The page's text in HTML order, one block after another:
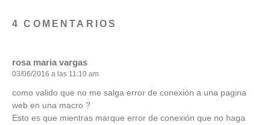
4 COMENTARIOS
rosa maria vargas
03/06/2016 a las 11:10 am
como valido que no me salga error de conexión a una pagina
web en una macro ?
Esto es que mientras marque error de conexión que no haga